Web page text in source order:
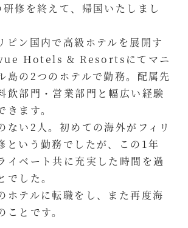
修を終えて、帰国いたしまし
ピン国内で高級ホテルを展開す
Hotels & Resortsにてマニ
島の2つのホテルで勤務。配属先
飲部門・営業部門と幅広い経験
きます。
ない2人。初めての海外がフィリ
という勤務でしたが、この1年
イベート共に充実した時間を過
でした。
ホテルに転職をし、また再度海
とです。